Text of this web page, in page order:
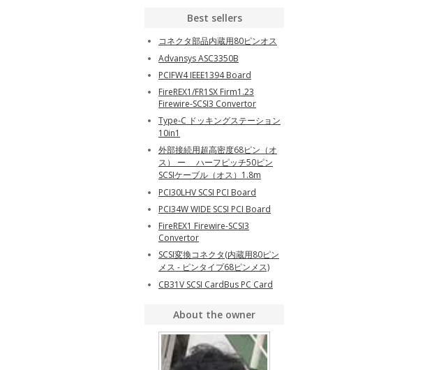
Best sellers
コネクタ部品内蔵用80ピンオス
Advansys ASC3350B
PCIFW4 IEEE1394 Board
FireREX1/FR1SX Firm1.23
Firewire-SCSI3 Convertor
Type-C ドッキングステーション
10in1
外部接続用超高密度68ピン（オ
ス） ー ハーフピッチ50ピン
SCSIケーブル（オス）1.8m
PCI30LHV SCSI PCI Board
PCI34W WIDE SCSI PCI Board
FireREX1 Firewire-SCSI3
Convertor
SCSI変換コネクタ(内蔵用80ピン
メス - ピンタイプ68ピンメス)
CB31V SCSI CardBus PC Card
About the owner